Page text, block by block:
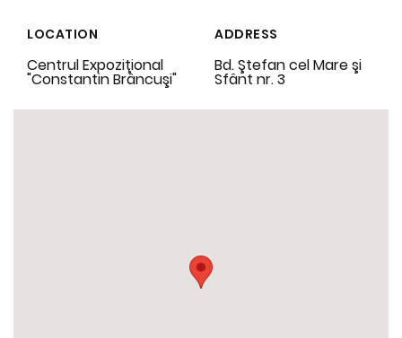
LOCATION
Centrul Expoziţional
"Constantin Brâncuşi"
ADDRESS
Bd. Ştefan cel Mare şi
Sfânt nr. 3